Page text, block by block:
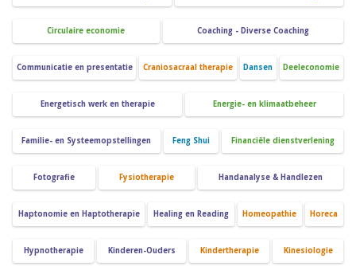
Circulaire economie Coaching - Diverse Coaching
Communicatie en presentatie Craniosacraal therapie Dansen Deeleconomie
Energetisch werk en therapie Energie- en klimaatbeheer
Familie- en Systeemopstellingen Feng Shui Financiële dienstverlening
Fotografie Fysiotherapie Handanalyse & Handlezen
Haptonomie en Haptotherapie Healing en Reading Homeopathie Horeca
Hypnotherapie Kinderen-Ouders Kindertherapie Kinesiologie